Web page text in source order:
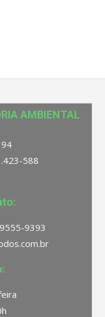
AMBIENTAL
588
9393